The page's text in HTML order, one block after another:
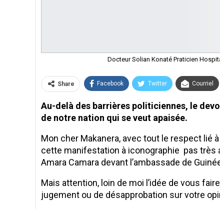
Docteur Solian Konaté Praticien
Share Facebook Twitter Courriel
Au-delà des barrières politiciennes, le
de notre nation qui se veut apaisée.
Mon cher Makanera, avec tout le respect lié
cette manifestation à iconographie pas très
Amara Camara devant l’ambassade de
Mais attention, loin de moi l’idée de vous
jugement ou de désapprobation sur votre